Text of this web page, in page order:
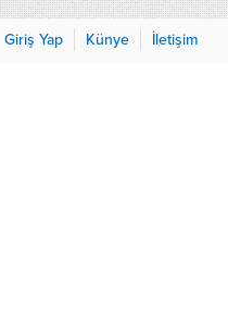
Giriş Yap Künye İletişim